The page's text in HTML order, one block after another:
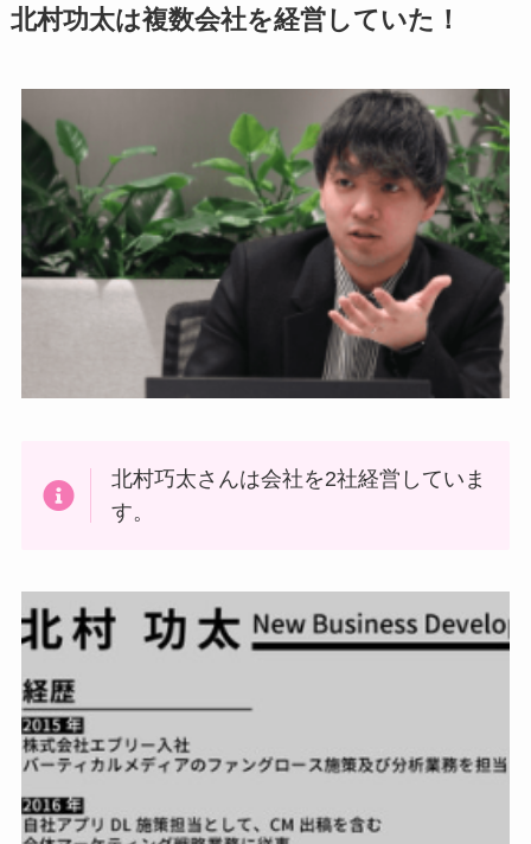
北村功太は複数会社を経営していた！
北村巧太さんは会社を2社経営していま
す。